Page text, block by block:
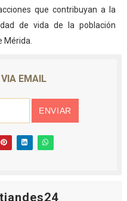
que contribuyan a la
de vida de la población
Mérida.
VIA EMAIL